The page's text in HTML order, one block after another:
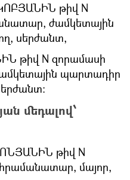
թիվ N
ժամկետային
սերժանտ,
թիվ N զորամասի
պարտադիր
մեդալով՝
թիվ N
մայոր,